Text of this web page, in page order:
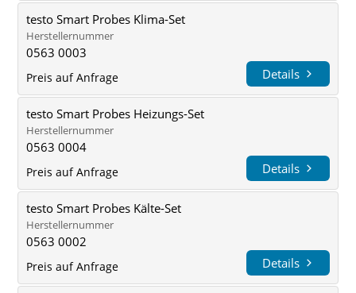
testo Smart Probes Klima-Set
Herstellernummer
0563 0003
Preis auf Anfrage Details
testo Smart Probes Heizungs-Set
Herstellernummer
0563 0004
Preis auf Anfrage Details
testo Smart Probes Kälte-Set
Herstellernummer
0563 0002
Preis auf Anfrage Details